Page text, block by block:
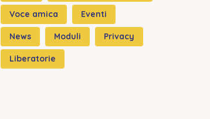
Voce amica Eventi
News Moduli Privacy
Liberatorie